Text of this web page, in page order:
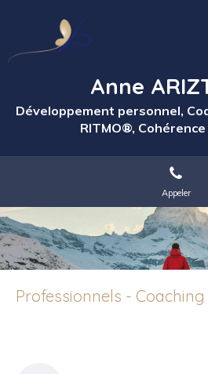
Anne
Développement personnel,
RITMO®,
Appeler
Professionnels -